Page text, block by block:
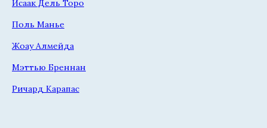
Исаак Дель Торо
Поль Манье
Жоау Алмейда
Мэттью Бреннан
Ричард Карапас